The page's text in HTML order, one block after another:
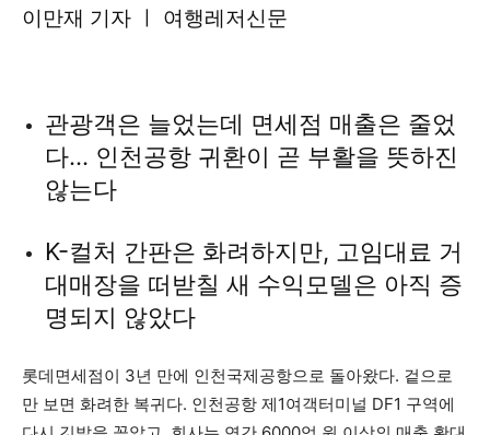
이만재 기자 ㅣ 여행레저신문
관광객은 늘었는데 면세점 매출은 줄었
다… 인천공항 귀환이 곧 부활을 뜻하진
않는다
K-컬처 간판은 화려하지만, 고임대료 거
대매장을 떠받칠 새 수익모델은 아직 증
명되지 않았다
롯데면세점이 3년 만에 인천국제공항으로 돌아왔다. 겉으로
만 보면 화려한 복귀다. 인천공항 제1여객터미널 DF1 구역에